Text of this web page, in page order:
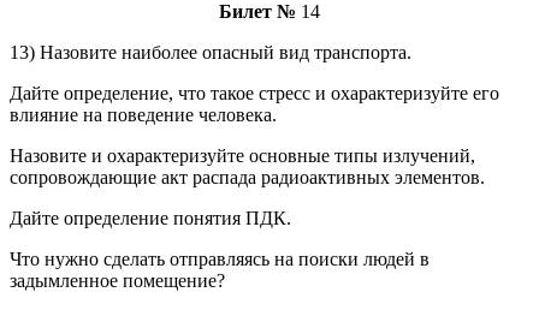
Билет № 14
13) Назовите наиболее опасный вид транспорта.
Дайте определение, что такое стресс и охарактеризуйте его
влияние на поведение человека.
Назовите и охарактеризуйте основные типы излучений,
сопровождающие акт распада радиоактивных элементов.
Дайте определение понятия ПДК.
Что нужно сделать отправляясь на поиски людей в
задымленное помещение?